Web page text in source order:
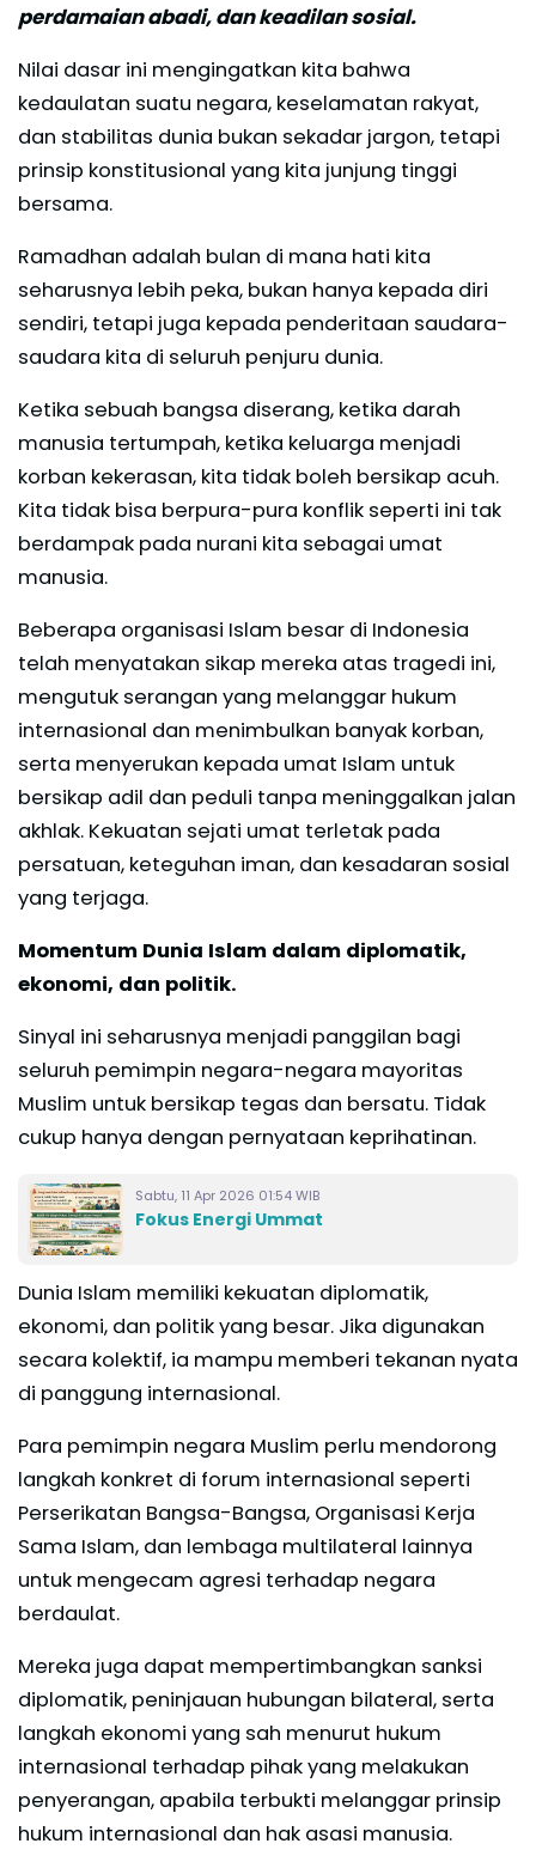
perdamaian abadi, dan keadilan sosial.
Nilai dasar ini mengingatkan kita bahwa
kedaulatan suatu negara, keselamatan rakyat,
dan stabilitas dunia bukan sekadar jargon, tetapi
prinsip konstitusional yang kita junjung tinggi
bersama.
Ramadhan adalah bulan di mana hati kita
seharusnya lebih peka, bukan hanya kepada diri
sendiri, tetapi juga kepada penderitaan saudara-
saudara kita di seluruh penjuru dunia.
Ketika sebuah bangsa diserang, ketika darah
manusia tertumpah, ketika keluarga menjadi
korban kekerasan, kita tidak boleh bersikap acuh.
Kita tidak bisa berpura-pura konflik seperti ini tak
berdampak pada nurani kita sebagai umat
manusia.
Beberapa organisasi Islam besar di Indonesia
telah menyatakan sikap mereka atas tragedi ini,
mengutuk serangan yang melanggar hukum
internasional dan menimbulkan banyak korban,
serta menyerukan kepada umat Islam untuk
bersikap adil dan peduli tanpa meninggalkan jalan
akhlak. Kekuatan sejati umat terletak pada
persatuan, keteguhan iman, dan kesadaran sosial
yang terjaga.
Momentum Dunia Islam dalam diplomatik,
ekonomi, dan politik.
Sinyal ini seharusnya menjadi panggilan bagi
seluruh pemimpin negara-negara mayoritas
Muslim untuk bersikap tegas dan bersatu. Tidak
cukup hanya dengan pernyataan keprihatinan.
Sabtu, 11 Apr 2026 01:54 WIB
Fokus Energi Ummat
Dunia Islam memiliki kekuatan diplomatik,
ekonomi, dan politik yang besar. Jika digunakan
secara kolektif, ia mampu memberi tekanan nyata
di panggung internasional.
Para pemimpin negara Muslim perlu mendorong
langkah konkret di forum internasional seperti
Perserikatan Bangsa-Bangsa, Organisasi Kerja
Sama Islam, dan lembaga multilateral lainnya
untuk mengecam agresi terhadap negara
berdaulat.
Mereka juga dapat mempertimbangkan sanksi
diplomatik, peninjauan hubungan bilateral, serta
langkah ekonomi yang sah menurut hukum
internasional terhadap pihak yang melakukan
penyerangan, apabila terbukti melanggar prinsip
hukum internasional dan hak asasi manusia.